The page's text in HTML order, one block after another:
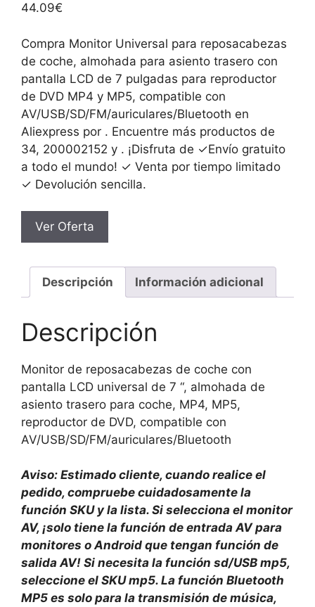
44.09€
Compra Monitor Universal para reposacabezas
de coche, almohada para asiento trasero con
pantalla LCD de 7 pulgadas para reproductor
de DVD MP4 y MP5, compatible con
AV/USB/SD/FM/auriculares/Bluetooth en
Aliexpress por . Encuentre más productos de
34, 200002152 y . ¡Disfruta de ✓Envío gratuito
a todo el mundo! ✓ Venta por tiempo limitado
✓ Devolución sencilla.
Ver Oferta
Descripción Información adicional
Descripción
Monitor de reposacabezas de coche con
pantalla LCD universal de 7 “, almohada de
asiento trasero para coche, MP4, MP5,
reproductor de DVD, compatible con
AV/USB/SD/FM/auriculares/Bluetooth
Aviso: Estimado cliente, cuando realice el
pedido, compruebe cuidadosamente la
función SKU y la lista. Si selecciona el monitor
AV, ¡solo tiene la función de entrada AV para
monitores o Android que tengan función de
salida AV! Si necesita la función sd/USB mp5,
seleccione el SKU mp5. La función Bluetooth
MP5 es solo para la transmisión de música,